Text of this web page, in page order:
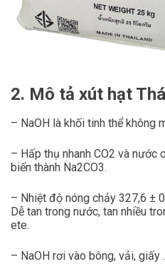
2. Mô tả xút hạt
– NaOH là khối tinh thể không
– Hấp thụ nhanh CO2 và nước
biến thành Na2CO3.
– Nhiệt độ nóng chảy 327,6 ±
Dễ tan trong nước, tan nhiều
ete.
– NaOH rơi vào bông, vải,